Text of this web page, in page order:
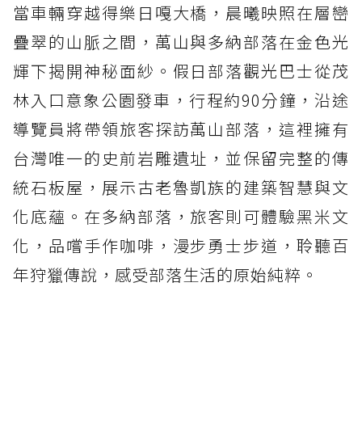
當車輛穿越得樂日嘎大橋，晨曦映照在層巒
疊翠的山脈之間，萬山與多納部落在金色光
輝下揭開神秘面紗。假日部落觀光巴士從茂
林入口意象公園發車，行程約90分鐘，沿途
導覽員將帶領旅客探訪萬山部落，這裡擁有
台灣唯一的史前岩雕遺址，並保留完整的傳
統石板屋，展示古老魯凱族的建築智慧與文
化底蘊。在多納部落，旅客則可體驗黑米文
化，品嚐手作咖啡，漫步勇士步道，聆聽百
年狩獵傳說，感受部落生活的原始純粹。